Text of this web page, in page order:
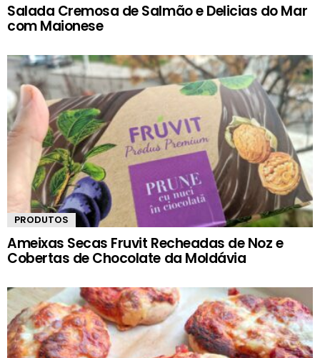
Salada Cremosa de Salmão e Delicias do Mar
com Maionese
PRODUTOS
Ameixas Secas Fruvit Recheadas de Noz e
Cobertas de Chocolate da Moldávia